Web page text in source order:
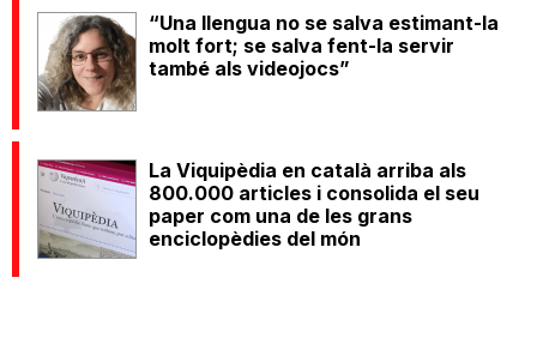
“Una llengua no se salva estimant-la
molt fort; se salva fent-la servir
també als videojocs”
La Viquipèdia en català arriba als
800.000 articles i consolida el seu
paper com una de les grans
enciclopèdies del món